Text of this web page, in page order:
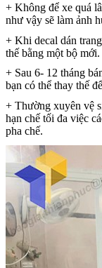
+ Không để xe quá
như vậy sẽ làm ảnh
+ Khi decal dán
thế bằng một bộ mới.
+ Sau 6- 12 tháng
bạn có thể thay thế
+ Thường xuyên vệ
hạn chế tối đa việc
pha chế.